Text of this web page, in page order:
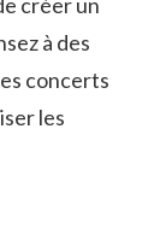
à⁢ des
concerts
les